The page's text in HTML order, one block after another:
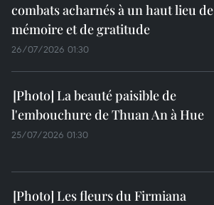
combats acharnés à un haut lieu de
mémoire et de gratitude
26/07/2026 01:30
La beauté paisible de
l'embouchure de Thuan An à Hue
25/07/2026 01:30
Les fleurs du Firmiana